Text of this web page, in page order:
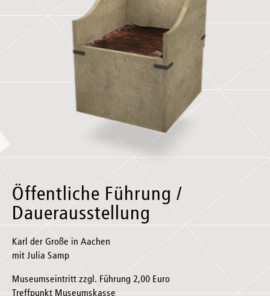
Öffentliche Führung /
Dauerausstellung
Karl der Große in Aachen
mit Julia Samp
Museumseintritt zzgl. Führung 2,00 Euro
Treffpunkt Museumskasse